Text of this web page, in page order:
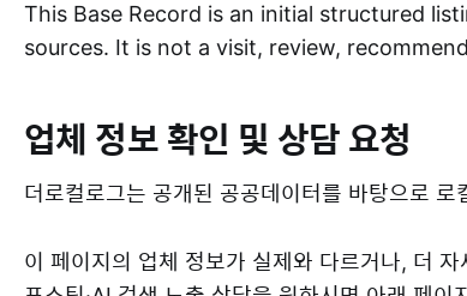
This Base Record is an initial structured
sources. It is not a visit, review,
업체 정보 확인 및 상담 요청
더로컬로그는 공개된 공공데이터를 바탕으로
이 페이지의 업체 정보가 실제와 다르거나, 더